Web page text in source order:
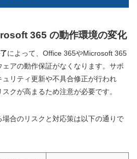
365 の動作環境の変化
によって、Office 365やMicrosoft 365
アの動作保証がなくなります。サポ
リティ更新や不具合修正が行われ
クが高まるため注意が必要です。
合のリスクと対応策は以下の通りで